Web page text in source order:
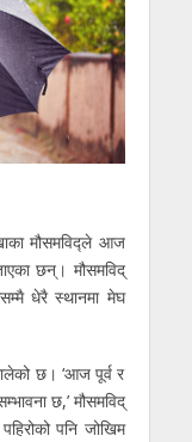
मौसमविद्ले आज
छन्। मौसमविद्
धेरै स्थानमा मेघ
छ। ‘आज पूर्व र
छ,’ मौसमविद्
पनि जोखिम